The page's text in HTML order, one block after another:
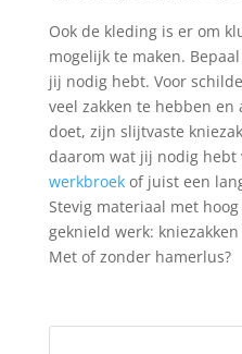
Ook de kleding is er om
mogelijk te maken.
jij nodig hebt. Voor
veel zakken te hebben en
doet, zijn slijtvaste
daarom wat jij nodig hebt
werkbroekof juist een
Stevig materiaal met
geknield werk:
Met of zonder hamerlus?